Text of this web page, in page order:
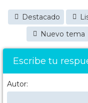
Destacado
Nuevo tema
Escribe tu
Autor: